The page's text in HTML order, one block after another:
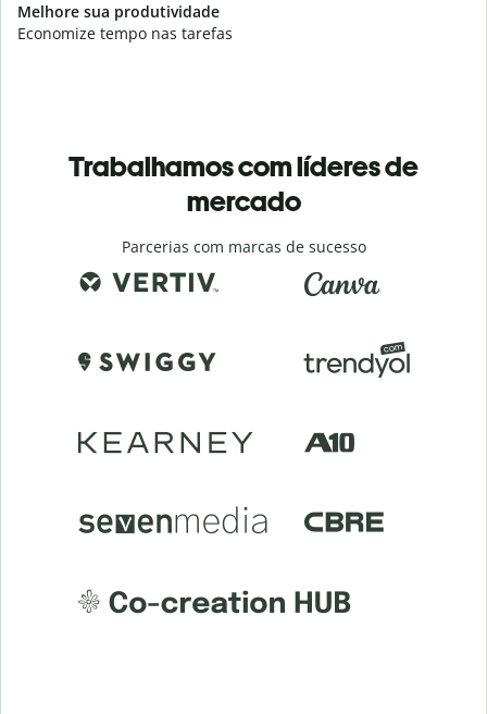
Melhore sua produtividade
Economize tempo nas tarefas
Trabalhamos com líderes de
mercado
Parcerias com marcas de sucesso